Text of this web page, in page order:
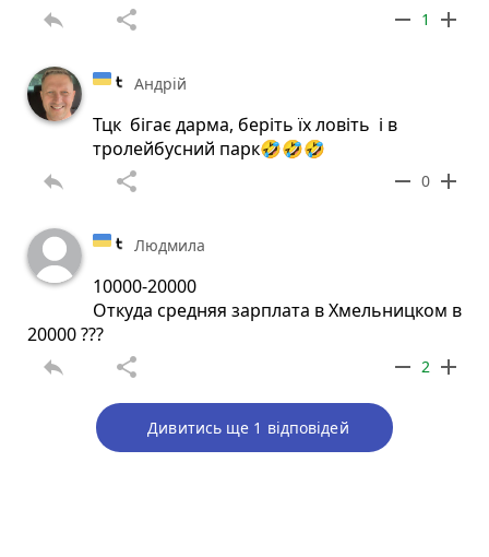
reply share remove 1 add
Андрій
Тцк бігає дарма, беріть їх ловіть і в
тролейбусний парк🤣🤣🤣
reply share remove 0 add
Людмила
10000-20000
Откуда средняя зарплата в Хмельницком в
20000 ???
reply share remove 2 add
Дивитись ще 1 відповідей